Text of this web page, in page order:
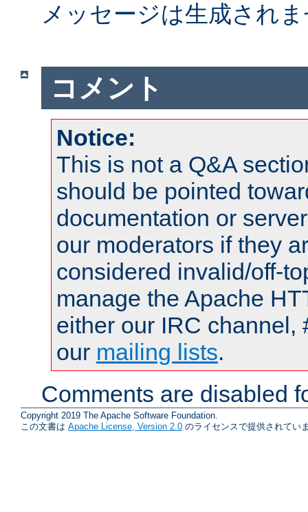
メッセージは生成され
コメント
Notice:
This is not a Q&A
should be pointed
documentation or
our moderators if they
considered invalid/off-
manage the Apache
either our IRC channel,
our mailing lists.
Comments are disabled
Copyright 2019 The Apache Software Foundation.
この文書は Apache License, Version 2.0 のライセンスで提供されてい